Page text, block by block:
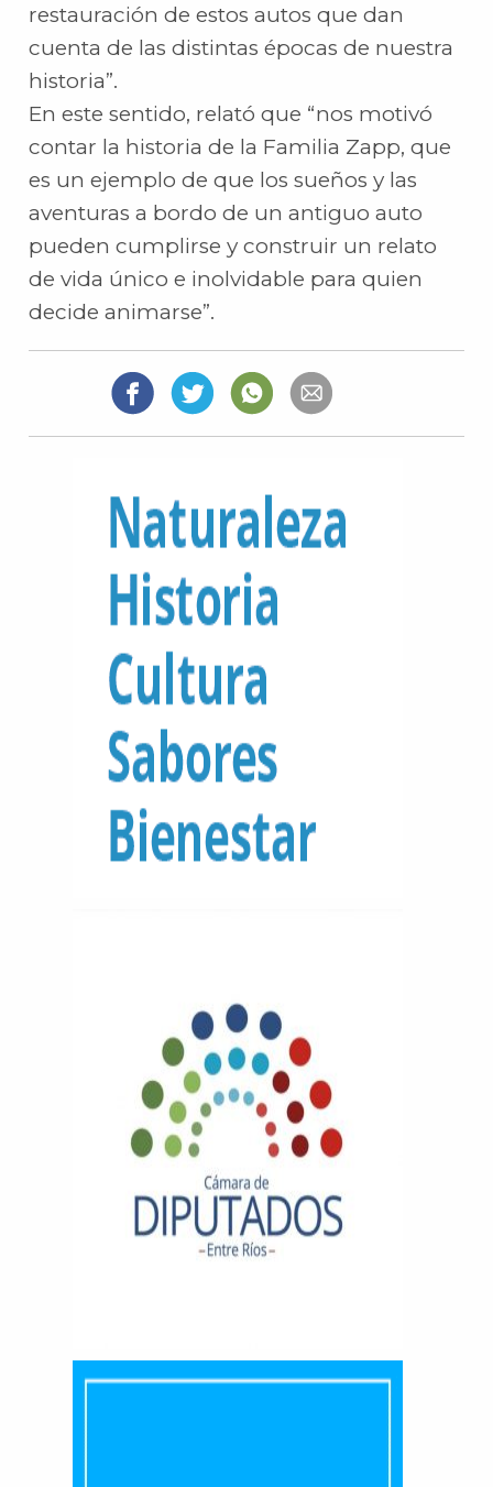
restauración de estos autos que dan
cuenta de las distintas épocas de nuestra
historia”.
En este sentido, relató que “nos motivó
contar la historia de la Familia Zapp, que
es un ejemplo de que los sueños y las
aventuras a bordo de un antiguo auto
pueden cumplirse y construir un relato
de vida único e inolvidable para quien
decide animarse”.